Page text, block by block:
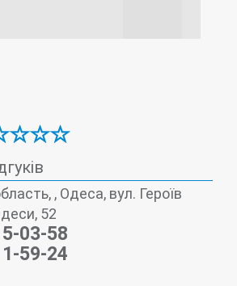
, Одеса, вул. Героїв
52
03-58
59-24